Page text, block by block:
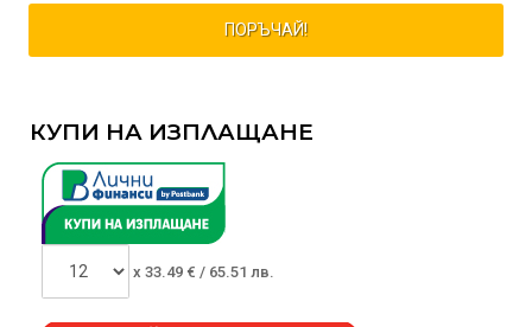
ПОРЪЧАЙ!
КУПИ НА ИЗПЛАЩАНЕ
x 33.49 € / 65.51 лв.